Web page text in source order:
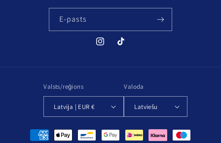
E-pasts
InstagramTikTok
Valsts/reģions
Latvija | EUR €
Valoda
Latviešu
Maksājuma